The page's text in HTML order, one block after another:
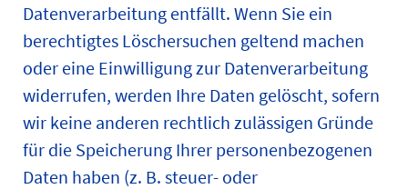
Datenverarbeitung entfällt. Wenn Sie ein
berechtigtes Löschersuchen geltend machen
oder eine Einwilligung zur Datenverarbeitung
widerrufen, werden Ihre Daten gelöscht, sofern
wir keine anderen rechtlich zulässigen Gründe
für die Speicherung Ihrer personenbezogenen
Daten haben (z. B. steuer- oder